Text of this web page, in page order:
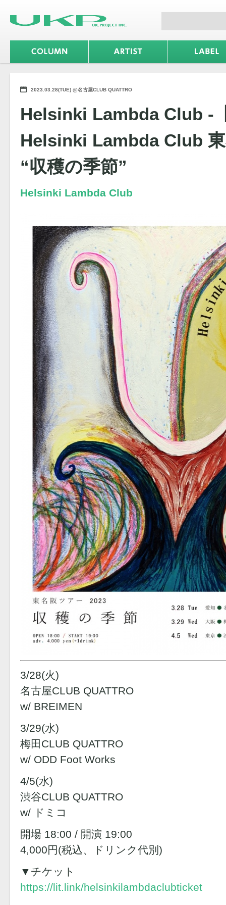
2023.03.28(TUE) @名古屋CLUB QUATTRO
Helsinki Lambda Club -
Helsinki Lambda Club
“収穫の季節”
Helsinki Lambda Club
3/28(火)
名古屋CLUB QUATTRO
w/ BREIMEN
3/29(水)
梅田CLUB QUATTRO
w/ ODD Foot Works
4/5(水)
渋谷CLUB QUATTRO
w/ ドミコ
開場 18:00 / 開演 19:00
4,000円(税込、ドリンク代別)
▼チケット
https://lit.link/helsinkilambdaclubticket